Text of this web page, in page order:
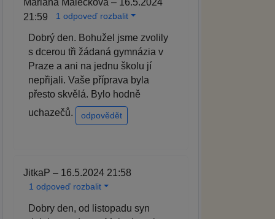
Mariana Malečková – 16.5.2024
21:59
1 odpoveď rozbalit
Dobrý den. Bohužel jsme zvolily
s dcerou tři žádaná gymnázia v
Praze a ani na jednu školu jí
nepřijali. Vaše příprava byla
přesto skvělá. Bylo hodně
uchazečů.
odpovědět
JitkaP – 16.5.2024 21:58
1 odpoveď rozbalit
Dobry den, od listopadu syn